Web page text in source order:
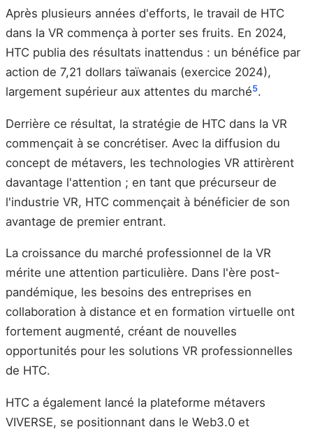
Après plusieurs années d'efforts, le travail de HTC
dans la VR commença à porter ses fruits. En 2024,
HTC publia des résultats inattendus : un bénéfice par
action de 7,21 dollars taïwanais (exercice 2024),
largement supérieur aux attentes du marché5.
Derrière ce résultat, la stratégie de HTC dans la VR
commençait à se concrétiser. Avec la diffusion du
concept de métavers, les technologies VR attirèrent
davantage l'attention ; en tant que précurseur de
l'industrie VR, HTC commençait à bénéficier de son
avantage de premier entrant.
La croissance du marché professionnel de la VR
mérite une attention particulière. Dans l'ère post-
pandémique, les besoins des entreprises en
collaboration à distance et en formation virtuelle ont
fortement augmenté, créant de nouvelles
opportunités pour les solutions VR professionnelles
de HTC.
HTC a également lancé la plateforme métavers
VIVERSE, se positionnant dans le Web3.0 et